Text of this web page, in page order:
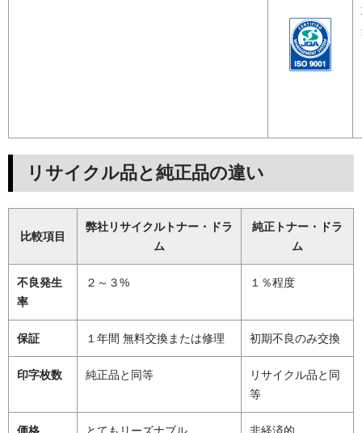
リサイクル品と純正品の違い
比較項目
弊社リサイクルトナー・ドラ
ム
純正トナー・ドラ
ム
不良発生
率
２～３% １％程度
保証 １年間 無料交換または修理 初期不良のみ交換
印字枚数 純正品と同等
リサイクル品と同
等